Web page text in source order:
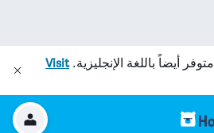
متوفر أيضاً باللغة الإنجليزية.Visit